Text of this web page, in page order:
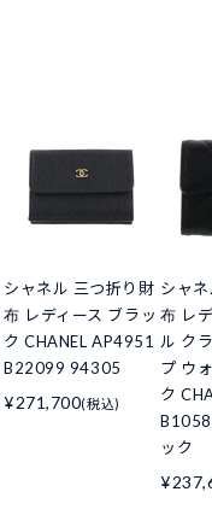
シャネル 三つ折り財
布 レディース ブラッ
ク CHANEL AP4951
B22099 94305
¥271,700(税込)
シャ
布 レ
ル ク
プ ウ
ク
ック